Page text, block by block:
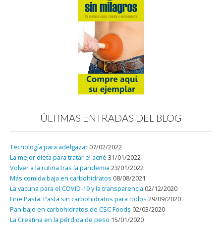
ÚLTIMAS ENTRADAS DEL BLOG
Tecnología para adelgazar 07/02/2022
La mejor dieta para tratar el acné 31/01/2022
Volver a la rutina tras la pandemia 23/01/2022
Más comida baja en carbohidratos 08/08/2021
La vacuna para el COVID-19 y la transparencia 02/12/2020
Fine Pasta: Pasta sin carbohidratos para todos 29/09/2020
Pan bajo en carbohidratos de CSC Foods 02/03/2020
La Creatina en la pérdida de peso 15/01/2020